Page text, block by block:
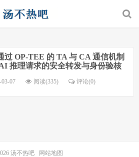
过 OP-TEE 的 TA 与 CA 通信机制
推理请求的安全转发与身份验核
03-07 阅读(335) 评论(0)
汤不热吧 网站地图